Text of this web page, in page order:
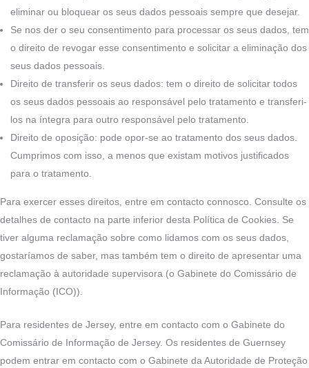
eliminar ou bloquear os seus dados pessoais sempre que desejar.
Se nos der o seu consentimento para processar os seus dados, tem
o direito de revogar esse consentimento e solicitar a eliminação dos
seus dados pessoais.
Direito de transferir os seus dados: tem o direito de solicitar todos
os seus dados pessoais ao responsável pelo tratamento e transferi-
los na íntegra para outro responsável pelo tratamento.
Direito de oposição: pode opor-se ao tratamento dos seus dados.
Cumprimos com isso, a menos que existam motivos justificados
para o tratamento.
Para exercer esses direitos, entre em contacto connosco. Consulte os
detalhes de contacto na parte inferior desta Política de Cookies. Se
tiver alguma reclamação sobre como lidamos com os seus dados,
gostaríamos de saber, mas também tem o direito de apresentar uma
reclamação à autoridade supervisora (o Gabinete do Comissário de
Informação (ICO)).
Para residentes de Jersey, entre em contacto com o Gabinete do
Comissário de Informação de Jersey. Os residentes de Guernsey
podem entrar em contacto com o Gabinete da Autoridade de Proteção